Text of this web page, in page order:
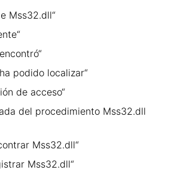
Mss32.dll“
podido localizar“
de acceso“
del procedimiento Mss32.dll
Mss32.dll“
Mss32.dll“